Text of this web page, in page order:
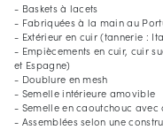
- Baskets à lacets
- Fabriquées à la main au
- Extérieur en cuir (tannerie :
- Empiècements en cuir, cuir
et Espagne)
- Doublure en mesh
- Semelle intérieure amovible
- Semelle en caoutchouc avec
- Assemblées selon une